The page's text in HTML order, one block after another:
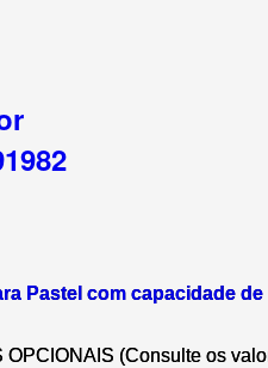
Pastel com capacidade
(Consulte os